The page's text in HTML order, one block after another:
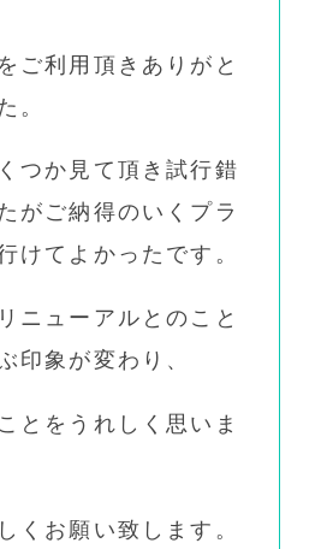
ご利用頂きありがと
。
つか見て頂き試行錯
がご納得のいくプラ
けてよかったです。
ニューアルとのこと
印象が変わり、
とをうれしく思いま
くお願い致します。